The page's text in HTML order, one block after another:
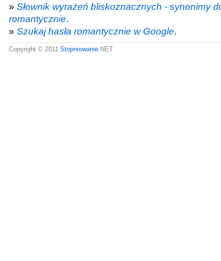
» Słownik wyrażeń bliskoznacznych - synonimy
romantycznie.
» Szukaj hasła romantycznie w Google.
Copyright © 2011 Stopniowanie.NET